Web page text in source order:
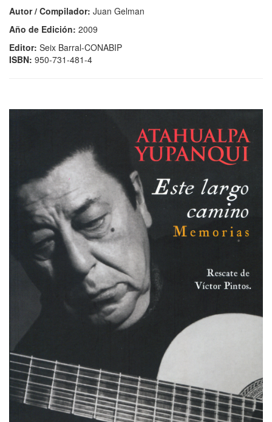
Autor / Compilador: Juan Gelman
Año de Edición: 2009
Editor: Seix Barral-CONABIP
ISBN: 950-731-481-4